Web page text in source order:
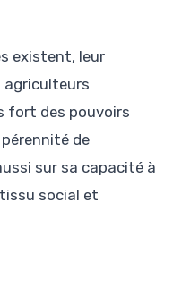
existent, leur
agriculteurs
fort des pouvoirs
de
sur sa capacité à
social et